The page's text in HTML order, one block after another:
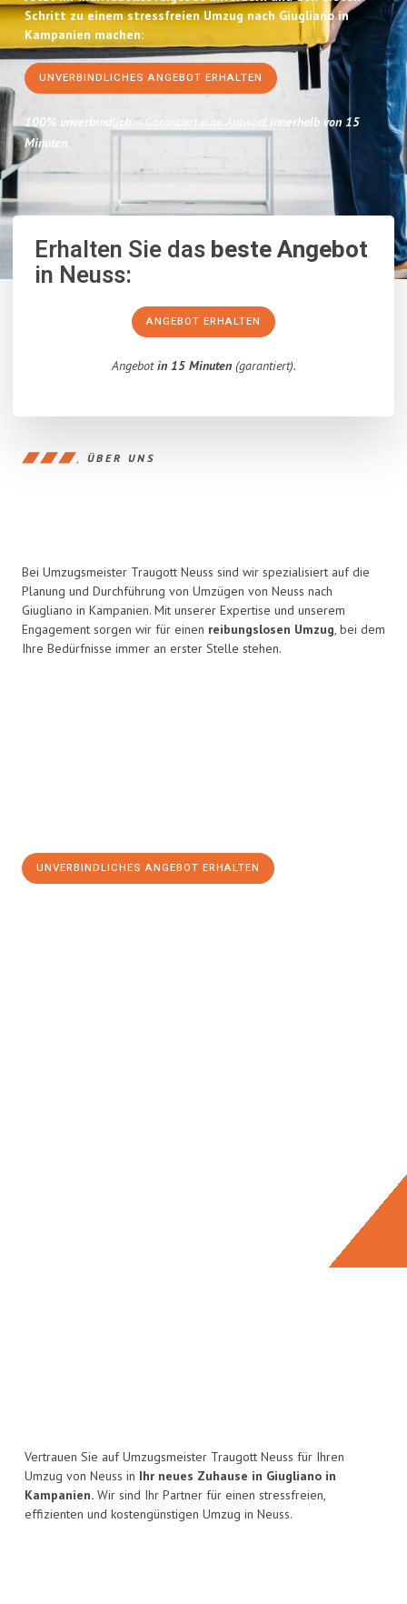
Schritt zu einem stressfreien Umzug nach Giugliano in
Kampanien machen:
UNVERBINDLICHES ANGEBOT ERHALTEN
100% unverbindlich – Garantiert eine Antwort
innerhalb von 15
Minuten.
Erhalten Sie dasbeste Angebot
in Neuss:
ANGEBOT ERHALTEN
Angebotin 15 Minuten(garantiert).
ÜBER UNS
Bei Umzugsmeister Traugott Neuss sind wir spezialisiert auf die
Planung und Durchführung von Umzügen von Neuss nach
Giugliano in Kampanien. Mit unserer Expertise und unserem
Engagement sorgen wir für einen reibungslosen Umzug, bei dem
Ihre Bedürfnisse immer an erster Stelle stehen.
UNVERBINDLICHES ANGEBOT ERHALTEN
Vertrauen Sie auf Umzugsmeister Traugott Neuss für Ihren
Umzug von Neuss in Ihr neues Zuhause in Giugliano in
Kampanien. Wir sind Ihr Partner für einen stressfreien,
effizienten und kostengünstigen Umzug in Neuss.